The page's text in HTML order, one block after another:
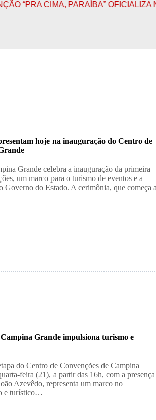
PARAÍBA” OFICIALIZA NESTA
hoje na inauguração do Centro de
Grande celebra a inauguração da primeira
um marco para o turismo de eventos e a
Governo do Estado. A cerimônia, que começa a
Grande impulsiona turismo e
do Centro de Convenções de Campina
feira (21), a partir das 16h, com a presença
Azevêdo, representa um marco no
e turístico…